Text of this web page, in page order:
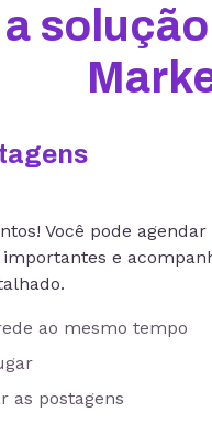
a
Você pode agendar
e
ao mesmo tempo
as postagens